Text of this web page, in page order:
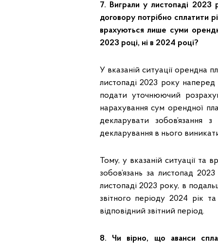
7. Виграли у листопаді 2023
договору потрібно сплатити
врахуються лише суми
2023 році, ні в 2024 році?
У вказаній ситуації орендна
листопаді 2023 року наперед
подати уточнюючий
нарахування сум орендної
декларувати зобов’язання
декларування в нього
Тому, у вказаній ситуації та
зобов’язань за листопад
листопаді 2023 року, в
звітного періоду 2024 рік
відповідний звітний період.
8. Чи вірно, що аванси